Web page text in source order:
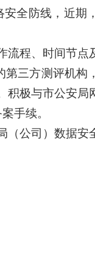
全防线，近期，
流程、时间节点
三方测评机构
积极与市公安局
手续。
（公司） 数据安